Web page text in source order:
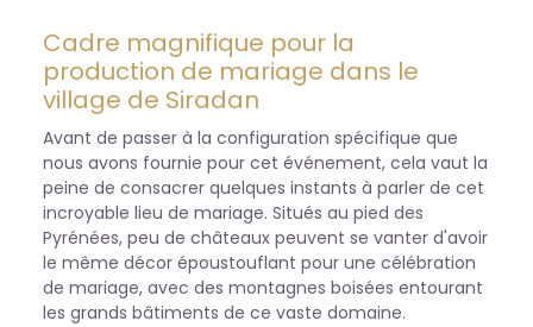
Cadre magnifique pour la
production de mariage dans le
village de Siradan
Avant de passer à la configuration spécifique que
nous avons fournie pour cet événement, cela vaut la
peine de consacrer quelques instants à parler de cet
incroyable lieu de mariage. Situés au pied des
Pyrénées, peu de châteaux peuvent se vanter d'avoir
le même décor époustouflant pour une célébration
de mariage, avec des montagnes boisées entourant
les grands bâtiments de ce vaste domaine.